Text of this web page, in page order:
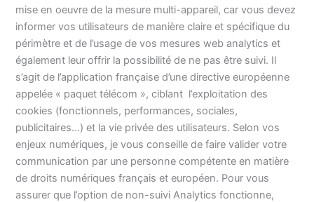
mise en oeuvre de la mesure multi-appareil, car vous devez
informer vos utilisateurs de manière claire et spécifique du
périmètre et de l’usage de vos mesures web analytics et
également leur offrir la possibilité de ne pas être suivi. Il
s’agit de l’application française d’une directive européenne
appelée « paquet télécom », ciblant l’exploitation des
cookies (fonctionnels, performances, sociales,
publicitaires…) et la vie privée des utilisateurs. Selon vos
enjeux numériques, je vous conseille de faire valider votre
communication par une personne compétente en matière
de droits numériques français et européen. Pour vous
assurer que l’option de non-suivi Analytics fonctionne,